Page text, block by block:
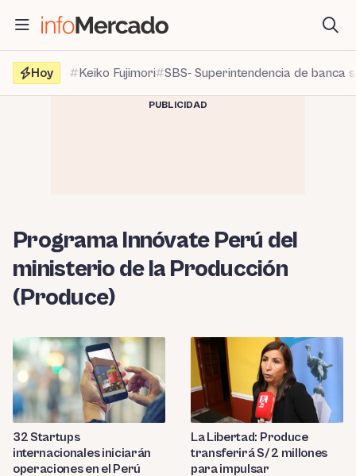
contenido
Hoy
Keiko Fujimori SBS- Superintendencia de banca
PUBLICIDAD
Programa Innóvate Perú del
ministerio de la Producción
(Produce)
32 Startups
internacionales iniciarán
operaciones en el Perú
La Libertad: Produce
transferirá S/ 2 millones
para impulsar